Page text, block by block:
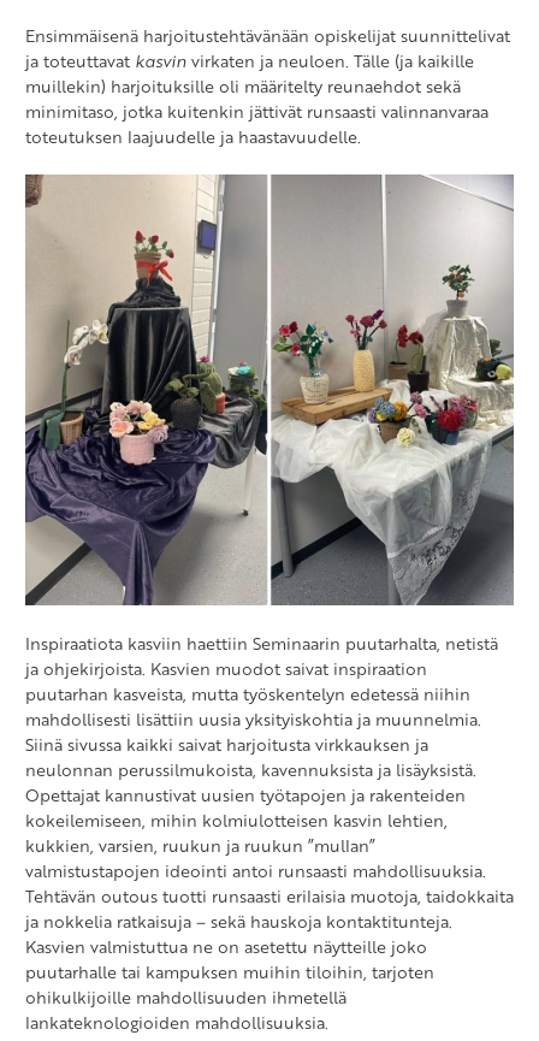
Ensimmäisenä harjoitustehtävänään opiskelijat suunnittelivat
ja toteuttavat kasvinvirkaten ja neuloen. Tälle (ja kaikille
muillekin) harjoituksille oli määritelty reunaehdot sekä
minimitaso, jotka kuitenkin jättivät runsaasti valinnanvaraa
toteutuksen laajuudelle ja haastavuudelle.
Inspiraatiota kasviin haettiin Seminaarin puutarhalta, netistä
ja ohjekirjoista. Kasvien muodot saivat inspiraation
puutarhan kasveista, mutta työskentelyn edetessä niihin
mahdollisesti lisättiin uusia yksityiskohtia ja muunnelmia.
Siinä sivussa kaikki saivat harjoitusta virkkauksen ja
neulonnan perussilmukoista, kavennuksista ja lisäyksistä.
Opettajat kannustivat uusien työtapojen ja rakenteiden
kokeilemiseen, mihin kolmiulotteisen kasvin lehtien,
kukkien, varsien, ruukun ja ruukun ”mullan”
valmistustapojen ideointi antoi runsaasti mahdollisuuksia.
Tehtävän outous tuotti runsaasti erilaisia muotoja, taidokkaita
ja nokkelia ratkaisuja – sekä hauskoja kontaktitunteja.
Kasvien valmistuttua ne on asetettu näytteille joko
puutarhalle tai kampuksen muihin tiloihin, tarjoten
ohikulkijoille mahdollisuuden ihmetellä
lankateknologioiden mahdollisuuksia.